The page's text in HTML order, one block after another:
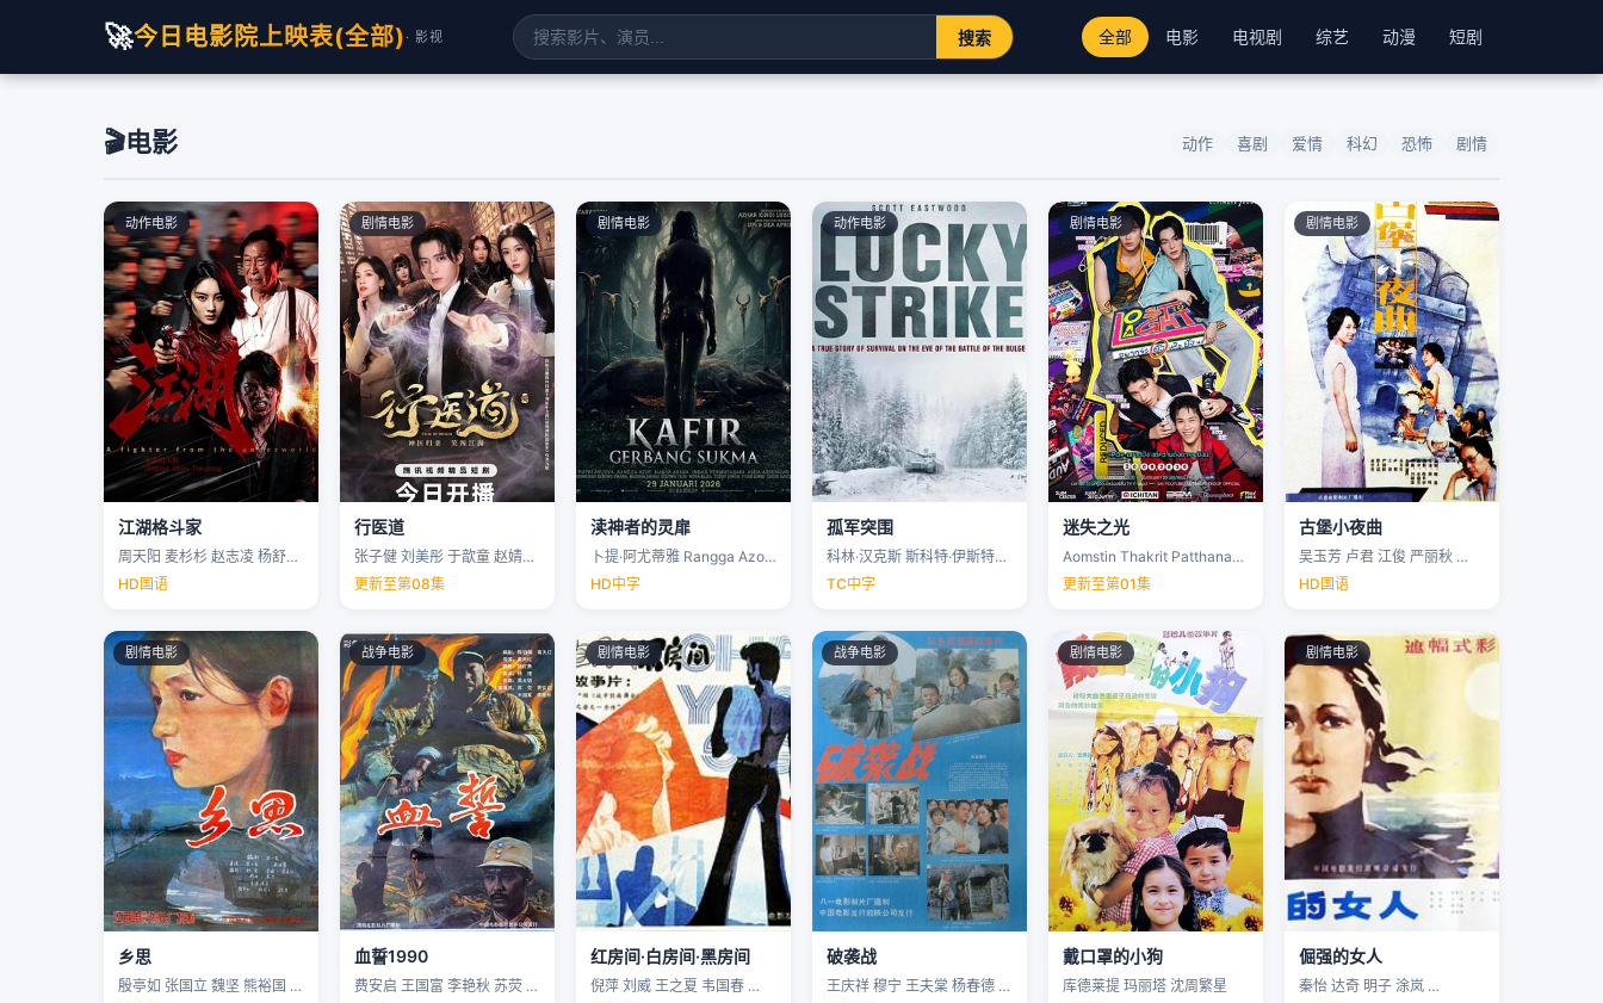
🚀今日电影院上映表(全部) · 影视 搜索 全部 电影 电视剧 综艺 动漫 短剧
🎬电影 动作 喜剧 爱情 科幻 恐怖 剧情
动作电影
江湖格斗家
周天阳 麦杉杉 赵志凌 杨舒米 …
HD国语
剧情电影
行医道
张子健 刘美彤 于歆童 赵婧祎 …
更新至第08集
剧情电影
渎神者的灵扉
卜提·阿尤蒂雅 Rangga Azof Nadya …
HD中字
动作电影
孤军突围
科林·汉克斯 斯科特·伊斯特伍德 安洁纽·艾莉丝-泰勒 泰勒·约翰·史密斯 …
TC中字
剧情电影
迷失之光
Aomstin Thakrit Patthanaworakit
更新至第01集
剧情电影
古堡小夜曲
吴玉芳 卢君 江俊 严丽秋 …
HD国语
剧情电影
乡思
殷亭如 张国立 魏坚 熊裕国 …
战争电影
血誓1990
费安启 王国富 李艳秋 苏荧 …
剧情电影
红房间·白房间·黑房间
倪萍 刘威 王之夏 韦国春 …
战争电影
破袭战
王庆祥 穆宁 王夫棠 杨春德 …
剧情电影
戴口罩的小狗
库德莱提 玛丽塔 沈周繁星
剧情电影
倔强的女人
秦怡 达奇 明子 涂岚 …